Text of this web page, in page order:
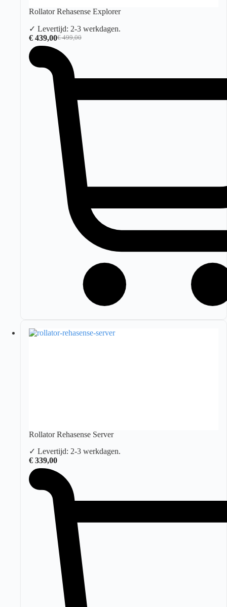
Rollator Rehasense Explorer
✓ Levertijd: 2-3 werkdagen.
€499,00
Oorspronkelijke
prijs
was:
€ 499,00.
€ 439,00Huidige
prijs
€ 439,00.
Rollator Rehasense Server
✓ Levertijd: 2-3 werkdagen.
€ 339,00